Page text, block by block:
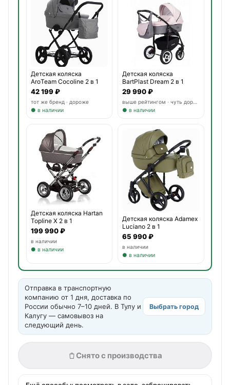
Детская коляска
AroTeam Cocoline 2 в 1
42 199 ₽
тот же бренд · дороже
● в наличии
Детская коляска
BartPlast Dream 2 в 1
29 990 ₽
● в наличии
Детская коляска Hartan
Topline X 2 в 1
199 990 ₽
в наличии
● в наличии
Детская коляска Adamex
Luciano 2 в 1
65 990 ₽
в наличии
● в наличии
Отправка в транспортную
компанию от 1 дня, доставка по
России обычно 7–10 дней. В Тулу и
Калугу — самовывоз на
следующий день.
Выбрать город
Снято с производства